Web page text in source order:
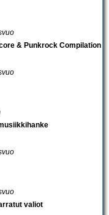
& Punkrock Compilation
valiot